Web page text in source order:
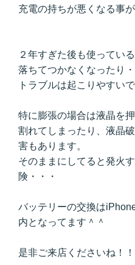
充電の持ちが悪くなる事
２年すぎた後も使ってい
落ちてつかなくなったり・
トラブルは起こりやすいで
特に膨張の場合は液晶を
割れてしまったり、液晶
害もあります。
そのままにしてると発火
険・・・
バッテリーの交換は
内となってます＾＾
是非ご来店くださいね！！